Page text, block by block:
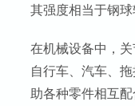
其强度相当于钢球
在机械设备中，
自行车、汽车、
助各种零件相互